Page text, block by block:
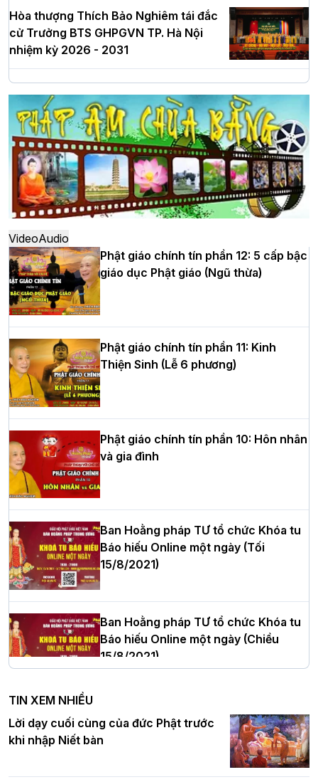
Hòa thượng Thích Bảo Nghiêm tái đắc
cử Trưởng BTS GHPGVN TP. Hà Nội
nhiệm kỳ 2026 - 2031
Hà Nội: Long trọng lễ khởi công xây
dựng Trung tâm văn hóa Phật giáo Thủ
đô
Hà Nội: Ngày tu học cuối cùng khép lại
khóa sinh hoạt Phật pháp mùa hè lần
thứ XIV tại chùa Bằng
Học yêu thương trong ngày tu tập thứ
tư của Khóa sinh hoạt Phật pháp mùa
hè tại chùa Bằng
HT.Thích Thọ Lạc được suy cử làm tân
Trưởng BTS GHPGVN tỉnh Nghệ An
Hòa thượng Thích Quảng Tùng tái đắc
cử Trưởng BTS GHPGVN thành phố Hải
Phòng nhiệm kỳ 2026 – 2031
Thượng tọa Thích Tâm Chính được suy
cử tân Trưởng ban Trị sự GHPGVN tỉnh
Hà Nội: Tăng Ni Trường hạ Bồ Đề trang
nghiêm tác pháp Tiền an cư PL.2570 –
DL.2026
VideoAudio
Phật giáo chính tín phần 12: 5 cấp bậc
giáo dục Phật giáo (Ngũ thừa)
Phật giáo chính tín phần 11: Kinh
Thiện Sinh (Lễ 6 phương)
Phật giáo chính tín phần 10: Hôn nhân
và gia đình
Ban Hoằng pháp TƯ tổ chức Khóa tu
Báo hiếu Online một ngày (Tối
15/8/2021)
Ban Hoằng pháp TƯ tổ chức Khóa tu
Báo hiếu Online một ngày (Chiều
15/8/2021)
Ban Hoằng pháp TƯ tổ chức Khóa tu
Báo hiếu Online một ngày (Sáng
15/8/2021)
TIN XEM NHIỀU
Lời dạy cuối cùng của đức Phật trước
khi nhập Niết bàn